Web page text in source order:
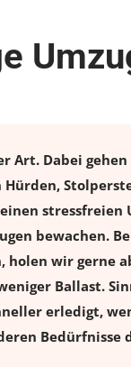
Art. Dabei
stressfreien
bewachen.
wir gerne
Ballast.
erledigt,
Bedürfnisse